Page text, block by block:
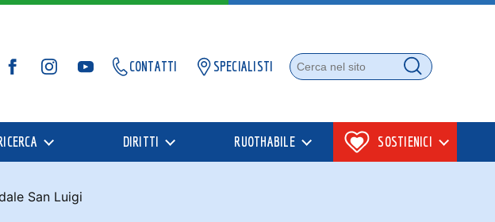
FacebookInstagramYouTube
CONTATTI SPECIALISTI
Cerca nel sito
Cerca
DIRITTI RUOTHABILE SOSTIENICI
San Luigi